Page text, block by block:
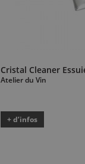
Cristal Cleaner
Atelier du Vin
+ d’infos